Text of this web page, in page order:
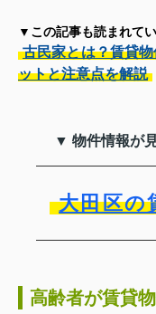
▼この記事も読まれて
古民家とは？賃貸
ットと注意点を解説
▼ 物件情報が
大田区の
高齢者が賃貸